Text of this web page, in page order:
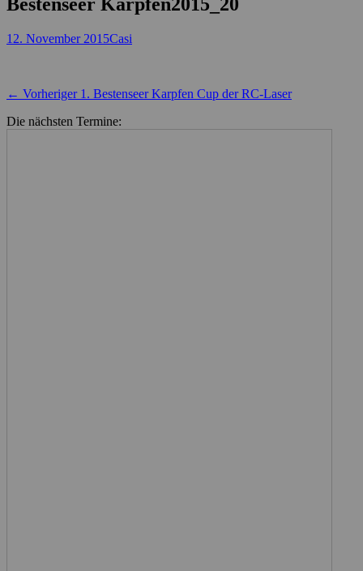
Posted
12. November 2015Autor
Casi
Beitragsnavigation
← Vorheriger Vorheriger
1. Bestenseer Karpfen Cup der RC-Laser
Die nächsten Termine: